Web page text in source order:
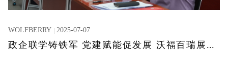
WOLFBERRY 2025-07-07
政企联学铸铁军 党建赋能促发展 沃福百瑞展现党建引领高质量发展实践成果